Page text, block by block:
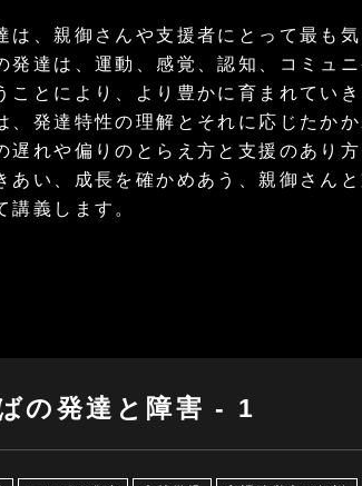
は、親御さんや支援者にとって最も
発達は、運動、感覚、認知、コミュ
ことにより、より豊かに育まれていき
、発達特性の理解とそれに応じたか
遅れや偏りのとらえ方と支援のあり
あい、成長を確かめあう、親御さん
講義します。
の発達と障害 - 1